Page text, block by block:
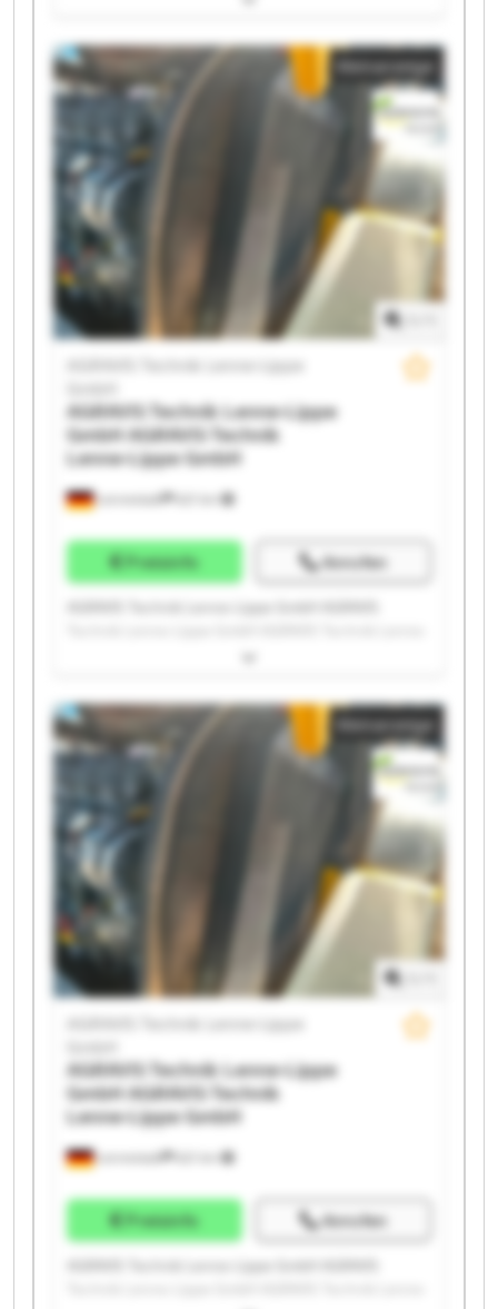
Technik Lenne-Lippe GmbH AGRAVIS Technik Lenne-
Lippe GmbH AGRAVIS Technik Lenne-Lippe GmbH
AGRAVIS Technik Lenne-Lippe GmbH AGRAVIS
Technik Lenne-Lippe GmbH AGRAVIS Technik Lenne-
Lippe GmbH AGRAVIS Technik Lenne-Lippe GmbH
AGRAVIS Technik Lenne-Lippe GmbH AGRAVIS
Technik Lenne-Lippe GmbH AGRAVIS Technik Lenne-
Lippe GmbH AGRAVIS Technik Lenne-Lippe GmbH
AGRAVIS Technik Lenne-Lippe GmbH AGRAVIS
Technik Lenne-Lippe GmbH AGRAVIS Technik Lenne-
Lippe GmbH AGRAVIS Technik Lenne-Lippe GmbH
Kleinanzeige
Lennestadt
AGRAVIS Technik Lenne-Lippe
AGRAVIS Technik Lenne-Lippe
GmbHAGRAVIS Technik
Lenne-Lippe GmbH
Preisinfo Anrufen
AGRAVIS Technik Lenne-Lippe GmbH AGRAVIS
Lippe GmbH AGRAVIS Technik Lenne-Lippe GmbH
Technik Lenne-Lippe GmbH AGRAVIS Technik Lenne-
Lippe GmbH AGRAVIS Technik Lenne-Lippe GmbH
AGRAVIS Technik Lenne-Lippe GmbH AGRAVIS
Technik Lenne-Lippe GmbH AGRAVIS Technik Lenne-
Lippe GmbH AGRAVIS Technik Lenne-Lippe GmbH
AGRAVIS Technik Lenne-Lippe GmbH AGRAVIS
Technik Lenne-Lippe GmbH AGRAVIS Technik Lenne-
Lippe GmbH AGRAVIS Technik Lenne-Lippe GmbH
AGRAVIS Technik Lenne-Lippe GmbH AGRAVIS
Technik Lenne-Lippe GmbH AGRAVIS Technik Lenne-
Lippe GmbH AGRAVIS Technik Lenne-Lippe GmbH
Kleinanzeige
Lennestadt
AGRAVIS Technik Lenne-Lippe
AGRAVIS Technik Lenne-Lippe
GmbHAGRAVIS Technik
Lenne-Lippe GmbH
Preisinfo Anrufen
AGRAVIS Technik Lenne-Lippe GmbH AGRAVIS